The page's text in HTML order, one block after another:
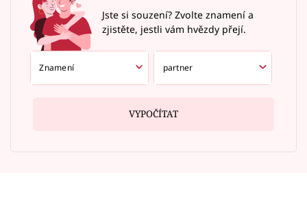
Jste si souzení? Zvolte znamení a
zjistěte, jestli vám hvězdy přejí.
VYPOČÍTAT